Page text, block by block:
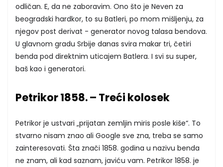
odličan. E, da ne zaboravim. Ono što je Neven za
beogradski hardkor, to su Batleri, po mom mišljenju, za
njegov post derivat - generator novog talasa bendova.
U glavnom gradu Srbije danas svira makar tri, četiri
benda pod direktnim uticajem Batlera. I svi su super,
baš kao i generatori.
Petrikor 1858. – Treći kolosek
Petrikor je ustvari „prijatan zemljin miris posle kiše“. To
stvarno nisam znao ali Google sve zna, treba se samo
zainteresovati. Šta znači 1858. godina u nazivu benda
ne znam, ali kad saznam, javiću vam. Petrikor 1858. je